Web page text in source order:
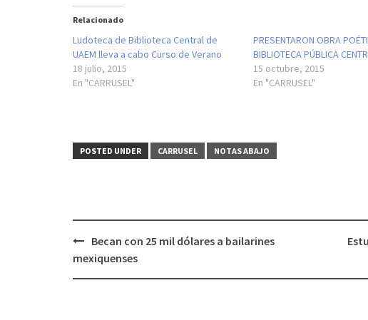
Relacionado
Ludoteca de Biblioteca Central de
UAEM lleva a cabo Curso de Verano
18 julio, 2015
En "CARRUSEL"
PRESENTARON OBRA
BIBLIOTECA PÚBLICA
15 octubre, 2015
En "CARRUSEL"
POSTED UNDER CARRUSEL NOTAS ABAJO
Post
navigation
Becan con 25 mil dólares a bailarines
mexiquenses